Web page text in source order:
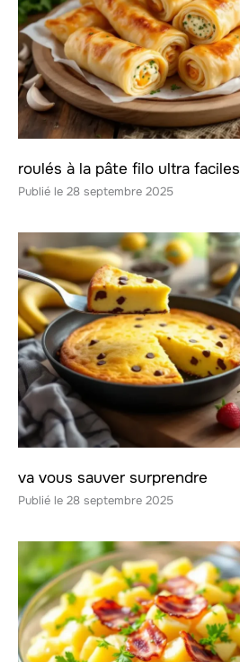
roulés à la pâte filo ultra faciles
28 septembre 2025
va vous sauver surprendre
28 septembre 2025